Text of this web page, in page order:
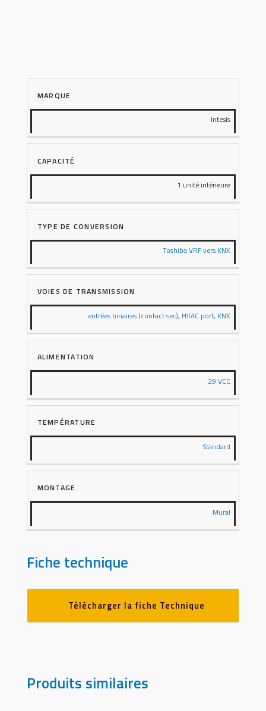
MARQUE
Intesis
CAPACITÉ
1 unité intérieure
TYPE DE CONVERSION
Toshiba VRF vers KNX
VOIES DE TRANSMISSION
entrées binaires (contact sec), HVAC port, KNX
ALIMENTATION
29 VCC
TEMPÉRATURE
Standard
MONTAGE
Mural
Fiche technique
Télécharger la fiche Technique
Produits similaires